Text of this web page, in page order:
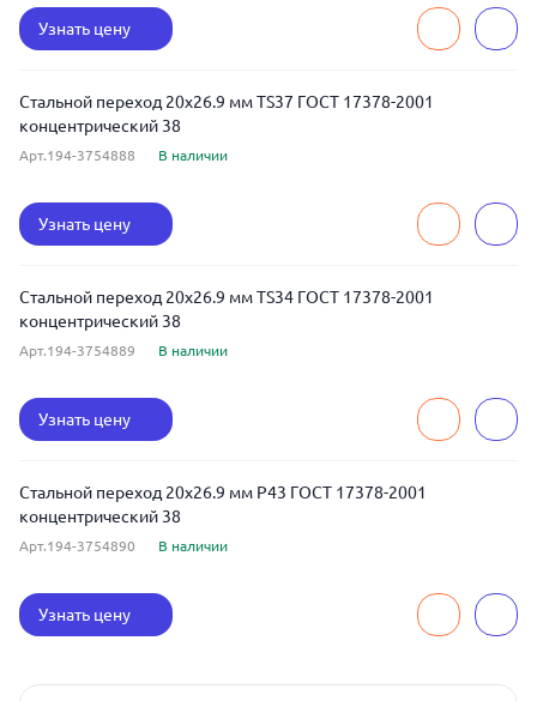
Узнать цену
Стальной переход 20x26.9 мм TS37 ГОСТ 17378-2001
концентрический 38
Арт.194-3754888 В наличии
Узнать цену
Стальной переход 20x26.9 мм TS34 ГОСТ 17378-2001
концентрический 38
Арт.194-3754889 В наличии
Узнать цену
Стальной переход 20x26.9 мм Р43 ГОСТ 17378-2001
концентрический 38
Арт.194-3754890 В наличии
Узнать цену